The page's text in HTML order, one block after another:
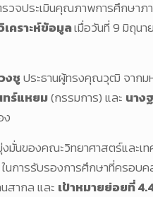
วจประเมินคุณภาพการศึกษา
คราะห์ข้อมูลเมื่อวันที่ 9 มิถุน
งชูประธานผู้ทรงคุณวุฒิ จากม
ทร์แหยม(กรรมการ) และ นาง
ง
ของคณะวิทยาศาสตร์และเท
ในการรับรองการศึกษาที่ครอบ
สากล และ เป้าหมายย่อยที่